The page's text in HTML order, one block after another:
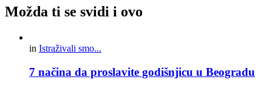
Možda ti se svidi i ovo
in Istraživali smo...
7 načina da proslavite godišnjicu u Beogradu